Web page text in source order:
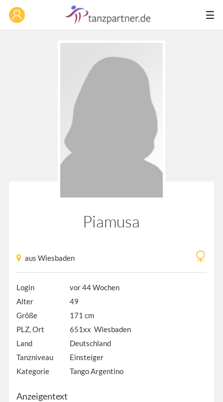
Piamusa
aus Wiesbaden
Login
vor 44 Wochen
Alter
49
Größe
171 cm
PLZ, Ort
651xx Wiesbaden
Land
Deutschland
Tanzniveau
Einsteiger
Kategorie
Tango Argentino
Anzeigentext